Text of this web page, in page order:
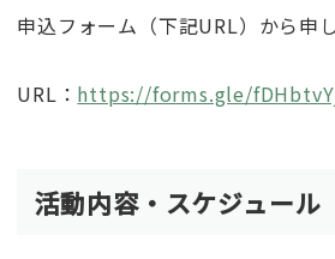
申込フォーム（下記URL）から申
URL： https://forms.gle/
活動内容・スケジュール